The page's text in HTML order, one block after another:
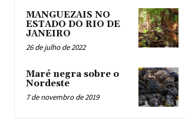
MANGUEZAIS NO
ESTADO DO RIO DE
JANEIRO
26 de julho de 2022
Maré negra sobre o
Nordeste
7 de novembro de 2019